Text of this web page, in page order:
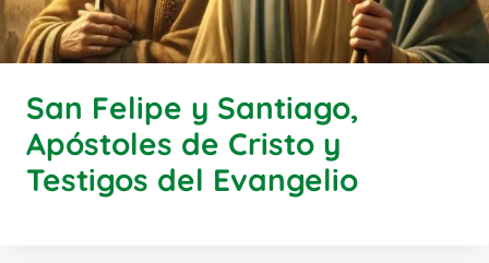
San Felipe y Santiago,
Apóstoles de Cristo y
Testigos del Evangelio